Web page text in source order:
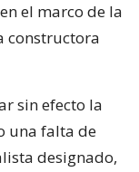
el marco de la
constructora
sin efecto la
una falta de
designado,